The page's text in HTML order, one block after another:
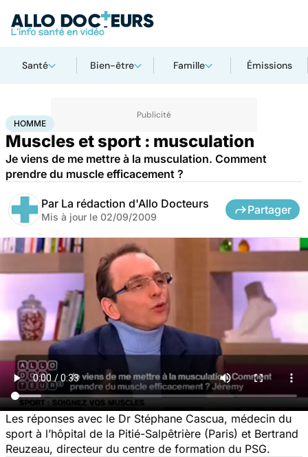
Santé Bien-être Famille Émissions
AccueilBien-être Homme
HOMME
Muscles et sport : musculation
Je viens de me mettre à la musculation. Comment
prendre du muscle efficacement ?
Par La rédaction d'Allo Docteurs
Mis à jour le 02/09/2009
Partager
Les réponses avec le Dr Stéphane Cascua, médecin du
sport à l’hôpital de la Pitié-Salpêtrière (Paris) et Bertrand
Reuzeau, directeur du centre de formation du PSG.